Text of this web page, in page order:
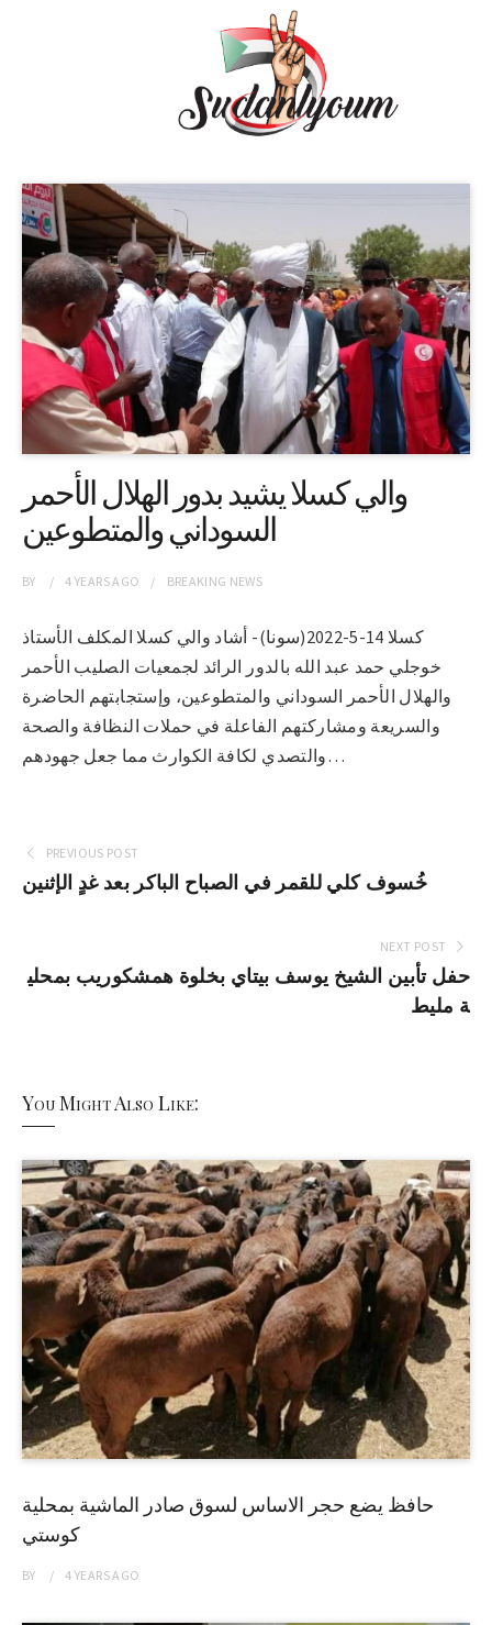
والي كسلا يشيد بدور الهلال الأحمر
السوداني والمتطوعين
BY 4 YEARSAGO BREAKING NEWS
كسلا 14-5-2022(سونا)- أشاد والي كسلا المكلف الأستاذ
خوجلي حمد عبد الله بالدور الرائد لجمعيات الصليب الأحمر
والهلال الأحمر السوداني والمتطوعين، وإستجابتهم الحاضرة
والسريعة ومشاركتهم الفاعلة في حملات النظافة والصحة
والتصدي لكافة الكوارث مما جعل جهودهم…
PREVIOUS POST
خُسوف كلي للقمر في الصباح الباكر بعد غدٍ الإثنين
NEXT POST
حفل تأبين الشيخ يوسف بيتاي بخلوة همشكوريب بمحلي
ة مليط
You Might Also Like:
حافظ يضع حجر الاساس لسوق صادر الماشية بمحلية
كوستي
BY 4 YEARSAGO